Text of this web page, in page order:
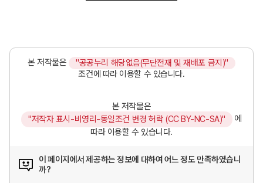
본 저작물은
"공공누리 해당없음(무단전재 및 재배포 금지)"
조건에 따라 이용할 수 있습니다.
본 저작물은
"저작자 표시-비영리-동일조건 변경 허락 (CC BY-NC-SA)"
에
따라 이용할 수 있습니다.
이 페이지에서 제공하는 정보에 대하여 어느 정도 만족하였습니
까?